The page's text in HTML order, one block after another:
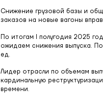
Снижение грузовой базы и
заказов на новые вагоны
По итогам I полугодия 2025
ожидаем снижения выпуска.
ед.
Лидер отрасли по объемам
кардинальную
времени.